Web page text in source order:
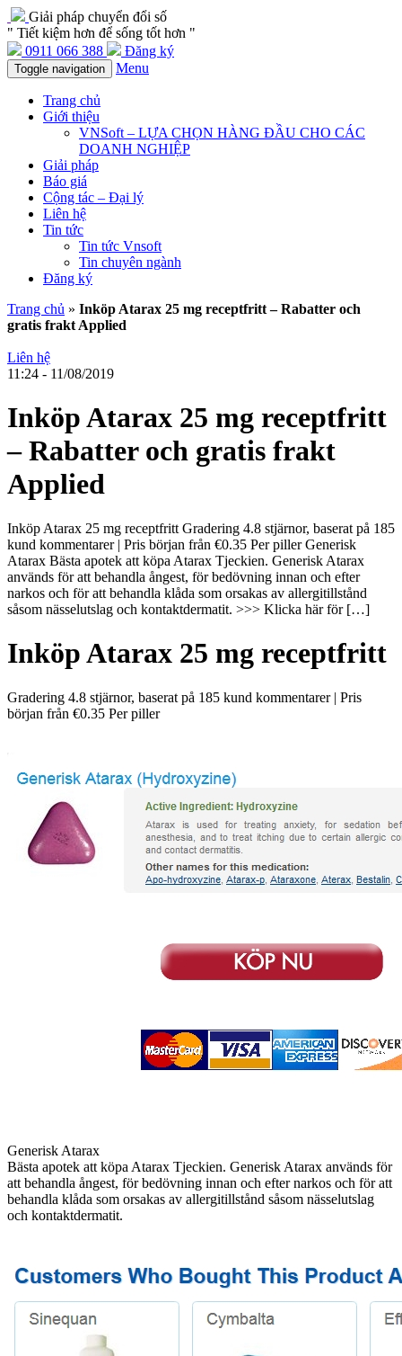
Giải pháp chuyển đổi số
" Tiết kiệm hơn để sống tốt hơn "
0911 066 388
Đăng ký
Toggle navigation Menu
Trang chủ
Giới thiệu
VNSoft – LỰA CHỌN HÀNG ĐẦU CHO CÁC
DOANH NGHIỆP
Giải pháp
Báo giá
Cộng tác – Đại lý
Liên hệ
Tin tức
Tin tức Vnsoft
Tin chuyên ngành
Đăng ký
Trang chủ » Inköp Atarax 25 mg receptfritt – Rabatter och
gratis frakt Applied
Liên hệ
11:24 - 11/08/2019
Inköp Atarax 25 mg receptfritt
– Rabatter och gratis frakt
Applied
Inköp Atarax 25 mg receptfritt Gradering 4.8 stjärnor, baserat på 185
kund kommentarer | Pris början från €0.35 Per piller Generisk
Atarax Bästa apotek att köpa Atarax Tjeckien. Generisk Atarax
används för att behandla ångest, för bedövning innan och efter
narkos och för att behandla klåda som orsakas av allergitillstånd
såsom nässelutslag och kontaktdermatit. >>> Klicka här för […]
Inköp Atarax 25 mg receptfritt
Gradering 4.8 stjärnor, baserat på 185 kund kommentarer| Pris
början från €0.35 Per piller
Generisk Atarax
Bästa apotek att köpa Atarax Tjeckien. Generisk Atarax används för
att behandla ångest, för bedövning innan och efter narkos och för att
behandla klåda som orsakas av allergitillstånd såsom nässelutslag
och kontaktdermatit.